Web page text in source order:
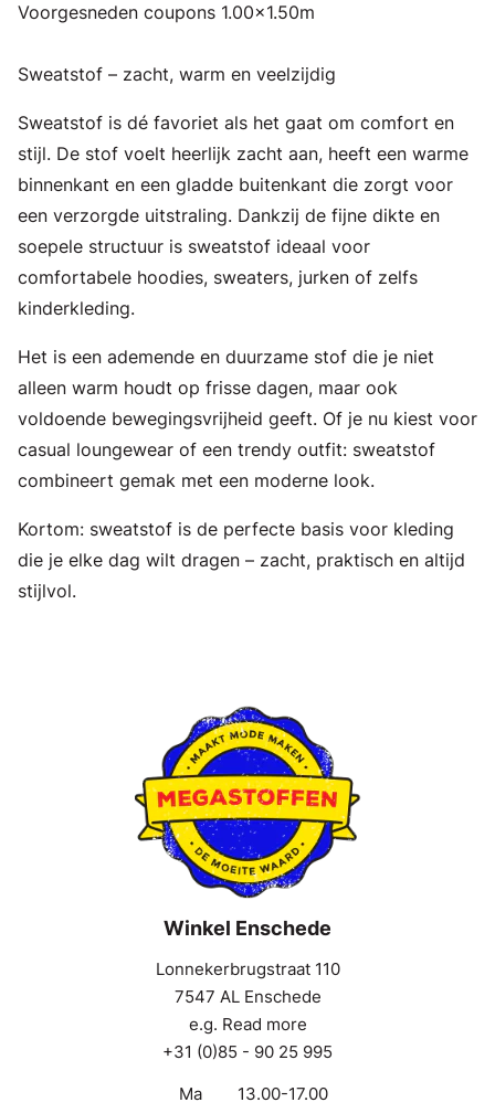
Voorgesneden coupons 1.00x1.50m
Sweatstof – zacht, warm en veelzijdig
Sweatstof is dé favoriet als het gaat om comfort en
stijl. De stof voelt heerlijk zacht aan, heeft een warme
binnenkant en een gladde buitenkant die zorgt voor
een verzorgde uitstraling. Dankzij de fijne dikte en
soepele structuur is sweatstof ideaal voor
comfortabele hoodies, sweaters, jurken of zelfs
kinderkleding.
Het is een ademende en duurzame stof die je niet
alleen warm houdt op frisse dagen, maar ook
voldoende bewegingsvrijheid geeft. Of je nu kiest voor
casual loungewear of een trendy outfit: sweatstof
combineert gemak met een moderne look.
Kortom: sweatstof is de perfecte basis voor kleding
die je elke dag wilt dragen – zacht, praktisch en altijd
stijlvol.
Winkel Enschede
Lonnekerbrugstraat 110
7547 AL Enschede
e.g. Read more
+31 (0)85 - 90 25 995
Ma
13.00-17.00